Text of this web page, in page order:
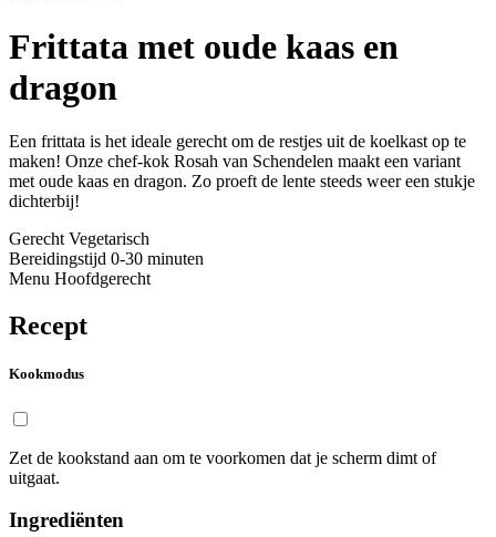
Frittata met oude kaas en
dragon
Een frittata is het ideale gerecht om de restjes uit de koelkast op te
maken! Onze chef-kok Rosah van Schendelen maakt een variant
met oude kaas en dragon. Zo proeft de lente steeds weer een stukje
dichterbij!
Gerecht Vegetarisch
Bereidingstijd 0-30 minuten
Menu Hoofdgerecht
Recept
Kookmodus
Zet de kookstand aan om te voorkomen dat je scherm dimt of
uitgaat.
Ingrediënten